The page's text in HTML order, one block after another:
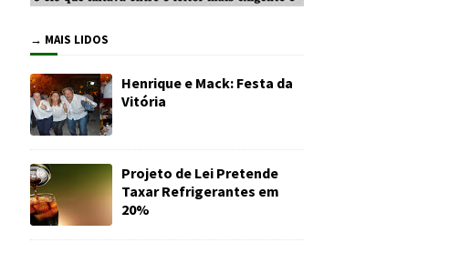
→ MAIS LIDOS
Henrique e Mack: Festa da
Vitória
Projeto de Lei Pretende
Taxar Refrigerantes em
20%